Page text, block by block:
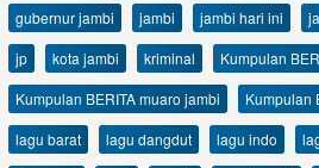
gubernur jambi
jambi jambi hari ini
jp
kota jambi kriminal
Kumpulan
Kumpulan BERITA muaro jambi
Kumpulan
lagu barat
lagu dangdut lagu indo